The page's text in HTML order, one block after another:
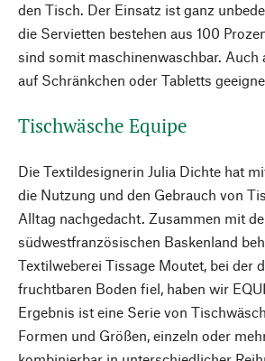
den Tisch. Der Einsatz ist ganz
die Servietten bestehen aus 100
sind somit maschinenwaschbar. Auch
auf Schränkchen oder Tabletts
Tischwäsche Equipe
Die Textildesignerin Julia Dichte hat
die Nutzung und den Gebrauch von
Alltag nachgedacht. Zusammen mit
südwestfranzösischen Baskenland
Textilweberei Tissage Moutet, bei der
fruchtbaren Boden fiel, haben wir
Ergebnis ist eine Serie von
Formen und Größen, einzeln oder